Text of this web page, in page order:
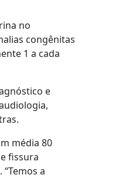
no
congênitas
1 a cada
e
média 80
fissura
a